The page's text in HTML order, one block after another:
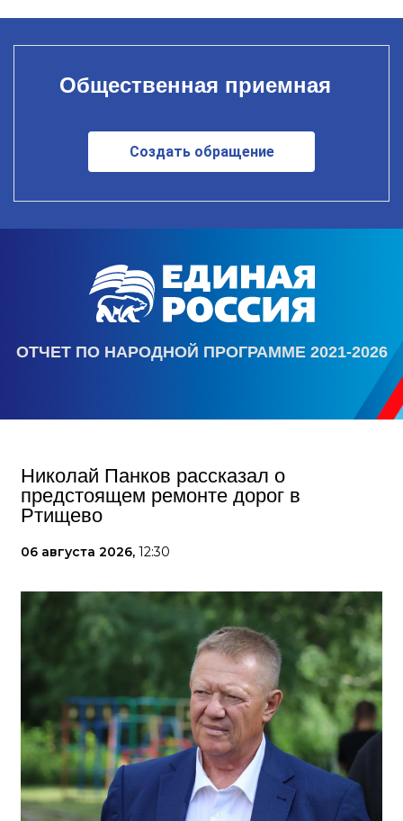
Общественная приемная
Создать обращение
ОТЧЕТ ПО НАРОДНОЙ ПРОГРАММЕ 2021-2026
Николай Панков рассказал о
предстоящем ремонте дорог в
Ртищево
06 августа 2026, 12:30